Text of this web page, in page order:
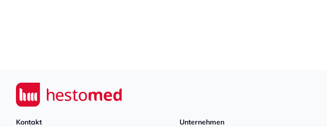
Seiwert GmbH
Kontakt
Unternehmen